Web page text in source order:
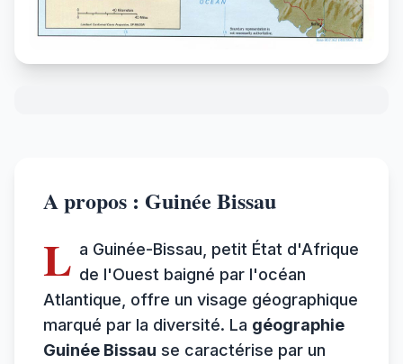
A propos : Guinée Bissau
L a Guinée-Bissau, petit État d'Afrique
de l'Ouest baigné par l'océan
Atlantique, offre un visage géographique
marqué par la diversité. La géographie
Guinée Bissau se caractérise par un